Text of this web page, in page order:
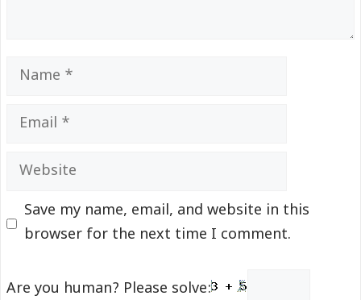
Name
Email
Website
Save my name, email, and website in this
browser for the next time I comment.
Are you human? Please solve: